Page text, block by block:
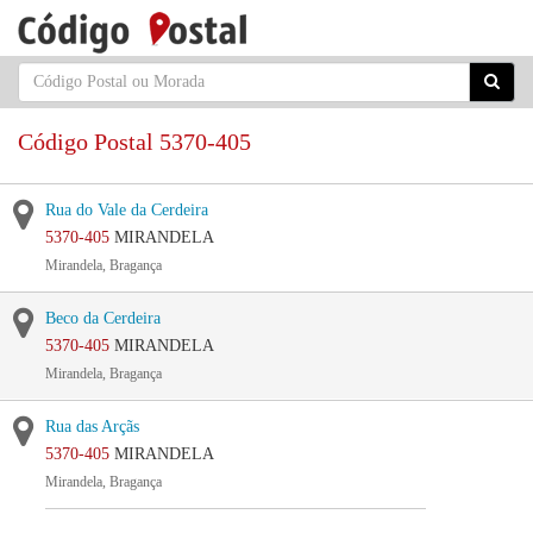
Código Postal 5370-405
Rua do Vale da Cerdeira
5370-405 MIRANDELA
Mirandela, Bragança
Beco da Cerdeira
5370-405 MIRANDELA
Mirandela, Bragança
Rua das Arçãs
5370-405 MIRANDELA
Mirandela, Bragança